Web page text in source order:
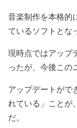
音楽制作を本格的
ているソフトとな
現時点ではアップ
ったが、今後この
アップデートがで
れている」ことが
だ。